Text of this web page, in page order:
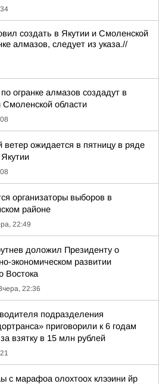
создать в Якутии и Смоленской
алмазов, следует из указа.//
огранке алмазов создадут в
Смоленской области
ожидается в пятницу в ряде
организаторы выборов в
районе
22:49
доложил Президенту о
экономическом развитии
Востока
22:36
подразделения
приговорили к 6 годам
взятку в 15 млн рублей
с марафоа олохтоох клээини йр